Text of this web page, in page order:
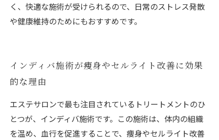
く、快適な施術が受けられるので、日常のストレス発散
や健康維持のためにもおすすめです。
インディバ施術が痩身やセルライト改善に効果
的な理由
エステサロンで最も注目されているトリートメントのひ
とつが、インディバ施術です。この施術は、体内の組織
を温め、血行を促進することで、痩身やセルライト改善